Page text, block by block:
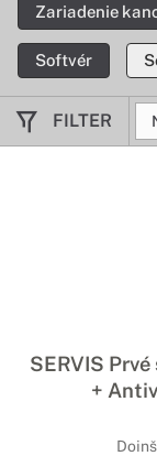
Zariadenie
Softvér
FILTER
SERVIS
+